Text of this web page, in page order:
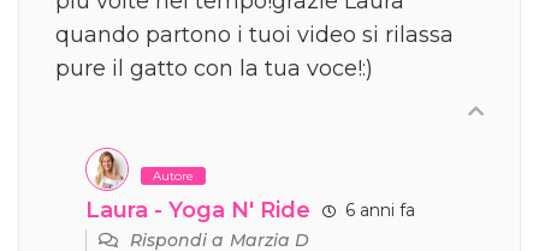
quando partono i tuoi video si rilassa
pure il gatto con la tua voce!:)
Autore
Laura - Yoga N' Ride
6 anni fa
Rispondi aMarzia D